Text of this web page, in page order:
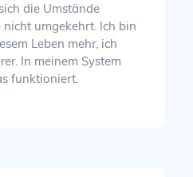
die Umstände
umgekehrt. Ich bin
Leben mehr, ich
In meinem System
funktioniert.